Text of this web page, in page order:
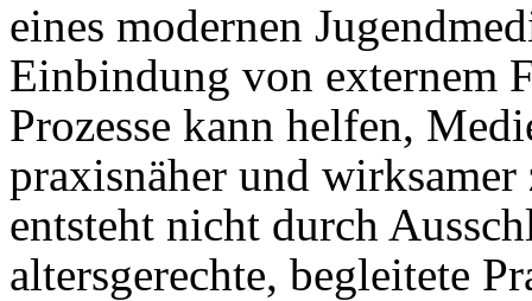
eines modernen
Einbindung von externem
Prozesse kann helfen,
praxisnäher und
entsteht nicht durch
altersgerechte, begleitete